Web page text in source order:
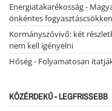
Energiatakarékosság -
önkéntes
Kormányszóvivő: két
nem kell igényelni
Hőség - Folyamatosan
KÖZÉRDEKŰ - LEGFRISSEBB